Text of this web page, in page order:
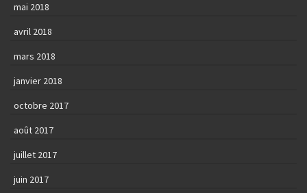
mai 2018
avril 2018
mars 2018
janvier 2018
octobre 2017
août 2017
juillet 2017
juin 2017